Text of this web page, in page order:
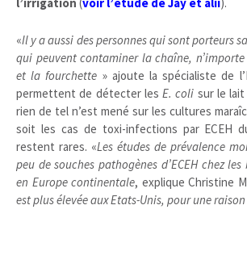
«Il y a aussi des personnes qui sont porteurs
qui peuvent contaminer la chaîne,
et la fourchette » ajoute la spécialiste de
permettent de détecter les E. coli sur le
rien de tel n’est mené sur les cultures
soit les cas de toxi-infections par ECEH
restent rares. «Les études de prévalence
peu de souches pathogènes d’ECEH chez
en Europe continentale, explique Christine
est plus élevée aux Etats-Unis, pour une